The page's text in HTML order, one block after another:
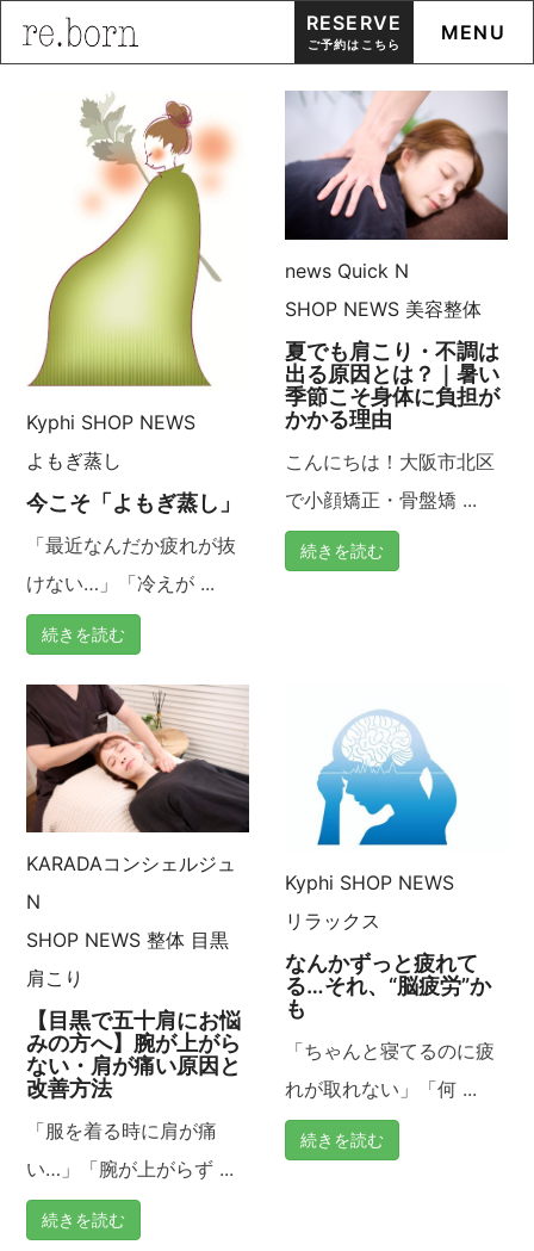
RESERVE
ご予約はこちら MENU
Kyphi SHOP NEWS
よもぎ蒸し
今こそ「よもぎ蒸し」
「最近なんだか疲れが抜
けない…」「冷えが ...
続きを読む
news Quick N
SHOP NEWS 美容整体
夏でも肩こり・不調は
出る原因とは？｜暑い
季節こそ身体に負担が
かかる理由
こんにちは！大阪市北区
で小顔矯正・骨盤矯 ...
続きを読む
KARADAコンシェルジュ
N
SHOP NEWS 整体 目黒
肩こり
【目黒で五十肩にお悩
みの方へ】腕が上がら
ない・肩が痛い原因と
改善方法
「服を着る時に肩が痛
い…」「腕が上がらず ...
続きを読む
Kyphi SHOP NEWS
リラックス
なんかずっと疲れて
る…それ、“脳疲労”か
も
「ちゃんと寝てるのに疲
れが取れない」「何 ...
続きを読む